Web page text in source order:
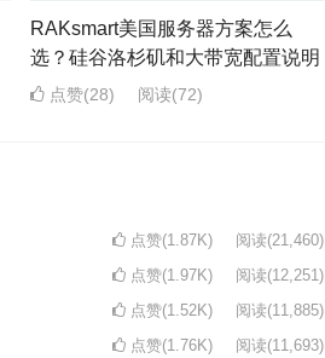
RAKsmart美国服务器方案怎么
选？硅谷洛杉矶和大带宽配置说明
点赞(28) 阅读(72)
点赞(1.87K) 阅读(21,460)
点赞(1.97K) 阅读(12,251)
点赞(1.52K) 阅读(11,885)
点赞(1.76K) 阅读(11,693)